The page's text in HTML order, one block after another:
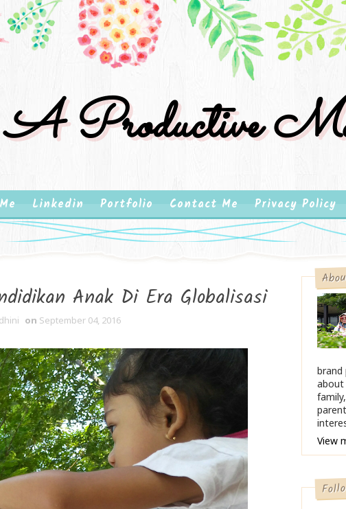
Productive
Linkedin Portfolio Contact Me Privacy Policy
Anak Di Era Globalisasi
on September 04, 2016
brand
about
View